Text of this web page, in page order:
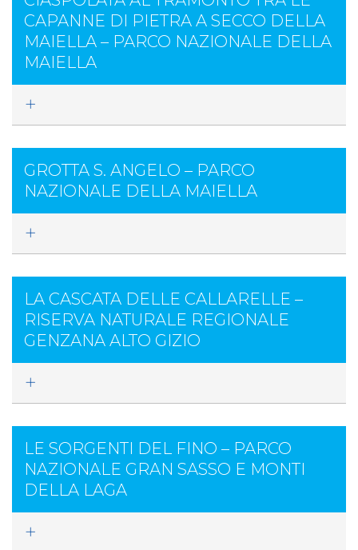
CAPANNE DI PIETRA A SECCO DELLA
MAIELLA – PARCO NAZIONALE DELLA
MAIELLA
GROTTA S. ANGELO – PARCO
NAZIONALE DELLA MAIELLA
LA CASCATA DELLE CALLARELLE –
RISERVA NATURALE REGIONALE
GENZANA ALTO GIZIO
LE SORGENTI DEL FINO – PARCO
NAZIONALE GRAN SASSO E MONTI
DELLA LAGA